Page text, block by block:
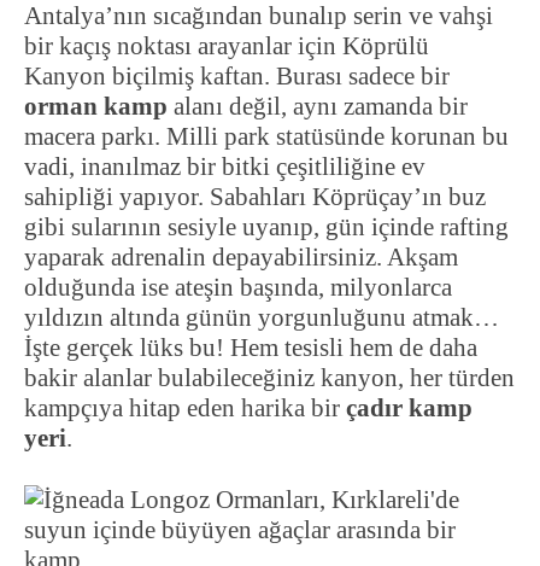
Antalya’nın sıcağından bunalıp serin ve vahşi
bir kaçış noktası arayanlar için Köprülü
Kanyon biçilmiş kaftan. Burası sadece bir
orman kamp alanı değil, aynı zamanda bir
macera parkı. Milli park statüsünde korunan bu
vadi, inanılmaz bir bitki çeşitliliğine ev
sahipliği yapıyor. Sabahları Köprüçay’ın buz
gibi sularının sesiyle uyanıp, gün içinde rafting
yaparak adrenalin depayabilirsiniz. Akşam
olduğunda ise ateşin başında, milyonlarca
yıldızın altında günün yorgunluğunu atmak…
İşte gerçek lüks bu! Hem tesisli hem de daha
bakir alanlar bulabileceğiniz kanyon, her türden
kampçıya hitap eden harika bir çadır kamp
yeri.